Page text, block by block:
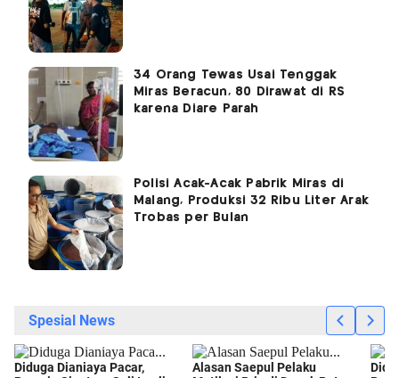
34 Orang Tewas Usai Tenggak
Miras Beracun, 80 Dirawat di RS
karena Diare Parah
Polisi Acak-Acak Pabrik Miras di
Malang, Produksi 32 Ribu Liter Arak
Trobas per Bulan